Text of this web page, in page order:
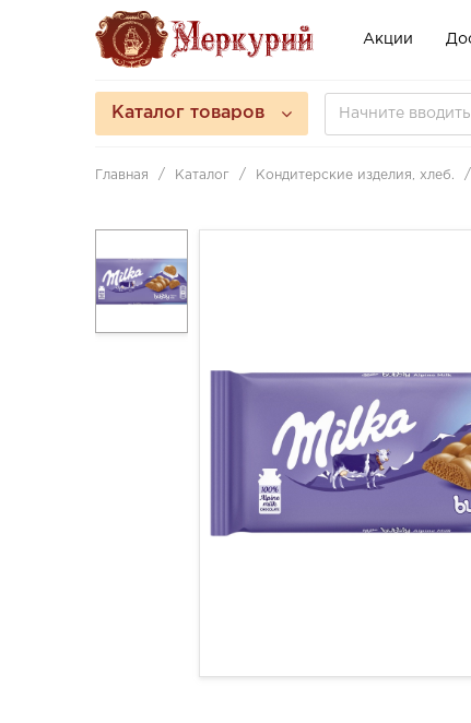
Акции
Каталог товаров
Главная Каталог Кондитерские изделия, хлеб.